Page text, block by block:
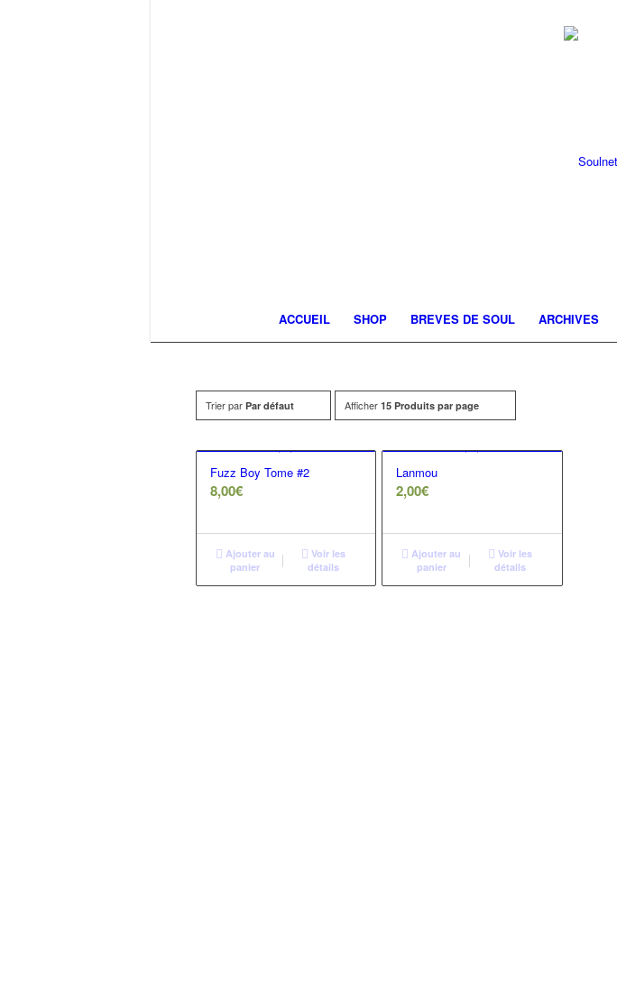
ACCUEIL SHOP BREVES DE SOUL ARCHIVES
Trier par Par défaut Afficher 15 Produits par page
Fuzz Boy Tome #2
8,00€
Ajouter au
panier
Voir les
détails
Lanmou
2,00€
Ajouter au
panier
Voir les
détails